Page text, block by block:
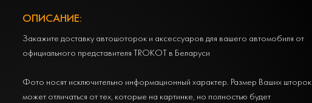
ОПИСАНИЕ:
Закажите доставку автошоторок и аксессуаров для вашего автомобиля от
официального представителя TROKOT в Беларуси
Фото носят исключительно информационный характер. Размер Ваших шторок
может отличаться от тех, которые на картинке, но полностью будет